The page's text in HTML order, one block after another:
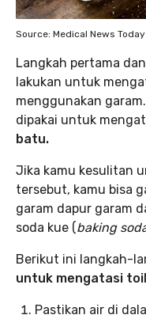
Source: Medical News Today
Langkah pertama
lakukan untuk
menggunakan
dipakai untuk
batu.
Jika kamu kesulitan
tersebut, kamu bisa
garam dapur garam
soda kue (baking
Berikut ini langkah-
untuk mengatasi
Pastikan air di